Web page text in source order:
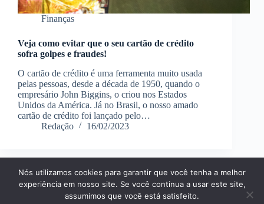
Finanças
Veja como evitar que o seu cartão de crédito
sofra golpes e fraudes!
O cartão de crédito é uma ferramenta muito usada
pelas pessoas, desde a década de 1950, quando o
empresário John Biggins, o criou nos Estados
Unidos da América. Já no Brasil, o nosso amado
cartão de crédito foi lançado pelo…
Redação
16/02/2023
Página Inícial Dicas
Aplicativos
Entretenimento
Finanças Notícias
Tecnologia
Nós utilizamos cookies para garantir que você tenha a melhor
experiência em nosso site. Se você continua a usar este site,
assumimos que você está satisfeito.